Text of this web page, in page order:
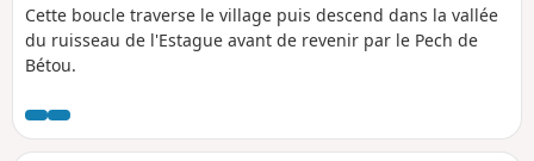
Cette boucle traverse le village puis descend dans la vallée
du ruisseau de l'Estague avant de revenir par le Pech de
Bétou.